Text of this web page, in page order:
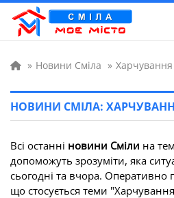
» Новини Сміла » Харчування
НОВИНИ СМІЛА:
Всі останні новини Сміли на
допоможуть зрозуміти, яка
сьогодні та вчора. Оперативно
що стосується теми